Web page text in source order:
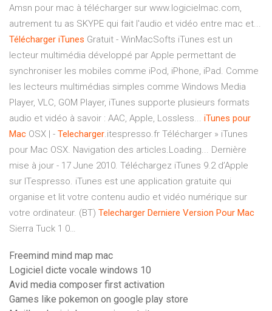
Amsn pour mac à télécharger sur www.logicielmac.com,
autrement tu as SKYPE qui fait l'audio et vidéo entre mac et...
Télécharger iTunes Gratuit - WinMacSofts iTunes est un
lecteur multimédia développé par Apple permettant de
synchroniser les mobiles comme iPod, iPhone, iPad. Comme
les lecteurs multimédias simples comme Windows Media
Player, VLC, GOM Player, iTunes supporte plusieurs formats
audio et vidéo à savoir : AAC, Apple, Lossless... iTunes pour
Mac OSX | - Telecharger.itespresso.fr Télécharger » iTunes
pour Mac OSX. Navigation des articles.Loading... Dernière
mise à jour - 17 June 2010. Téléchargez iTunes 9.2 d’Apple
sur ITespresso. iTunes est une application gratuite qui
organise et lit votre contenu audio et vidéo numérique sur
votre ordinateur. (BT) Telecharger Derniere Version Pour Mac
Sierra Tuck 1 0…
Freemind mind map mac
Logiciel dicte vocale windows 10
Avid media composer first activation
Games like pokemon on google play store